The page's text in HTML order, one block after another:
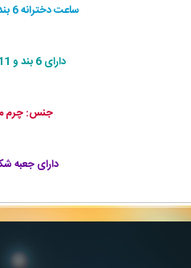
ساعت دخترانه 6 بند قابل تعویض
دارای 6 بند و 11 قاب رنگی
جنس: چرم
دارای جعبه